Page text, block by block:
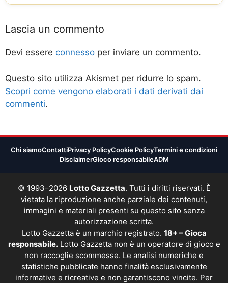
Lascia un commento
Devi essere connesso per inviare un commento.
Questo sito utilizza Akismet per ridurre lo spam.
Scopri come vengono elaborati i dati derivati dai
commenti.
Chi siamoContattiPrivacy PolicyCookie PolicyTermini e condizioni
DisclaimerGioco responsabileADM
© 1993–2026 Lotto Gazzetta. Tutti i diritti riservati. È
vietata la riproduzione anche parziale dei contenuti,
immagini e materiali presenti su questo sito senza
autorizzazione scritta.
Lotto Gazzetta è un marchio registrato. 18+ – Gioca
responsabile.Lotto Gazzetta non è un operatore di gioco e
non raccoglie scommesse. Le analisi numeriche e
statistiche pubblicate hanno finalità esclusivamente
informative e ricreative e non garantiscono vincite. Per